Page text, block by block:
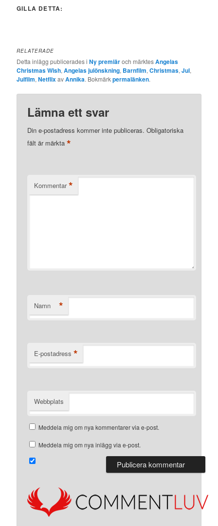
GILLA DETTA:
RELATERADE
Detta inlägg publicerades iNy premiäroch märktesAngelas
Christmas Wish,Angelas julönskning, Barnfilm,Christmas,Jul,
Julfilm,NetflixavAnnika. Bokmärkpermalänken.
Lämna ett svar
Din e-postadress kommer inte publiceras. Obligatoriska
fält är märkta*
Kommentar *
Namn *
E-postadress *
Webbplats
Meddela mig om nya kommentarer via e-post.
Meddela mig om nya inlägg via e-post.